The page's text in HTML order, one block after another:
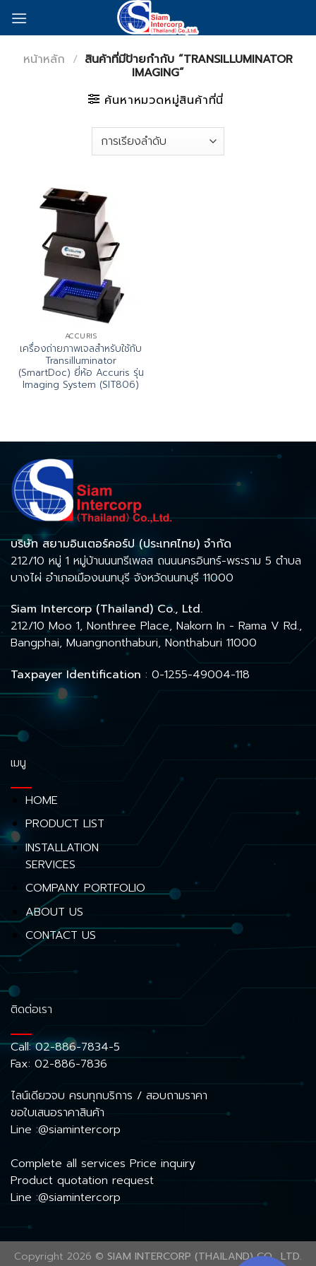
หน้าหลัก / สินค้าที่มีป้ายกำกับ “TRANSILLUMINATOR
IMAGING”
ค้นหาหมวดหมู่สินค้าที่นี่
ACCURIS
เครื่องถ่ายภาพเจลสำหรับใช้กับ
Transilluminator
(SmartDoc) ยี่ห้อ Accuris รุ่น
Imaging System (SIT806)
บริษัท สยามอินเตอร์คอร์ป (ประเทศไทย) จำกัด
212/10 หมู่ 1 หมู่บ้านนนทรีเพลส ถนนนครอินทร์-พระราม 5 ตำบล
บางไผ่ อำเภอเมืองนนทบุรี จังหวัดนนทบุรี 11000
Siam Intercorp (Thailand) Co., Ltd.
212/10 Moo 1, Nonthree Place, Nakorn In - Rama V Rd.,
Bangphai, Muangnonthaburi, Nonthaburi 11000
Taxpayer Identification : 0-1255-49004-118
เมนู
HOME
PRODUCT LIST
INSTALLATION
SERVICES
COMPANY PORTFOLIO
ABOUT US
CONTACT US
ติดต่อเรา
Call:02-886-7834-5
Fax: 02-886-7836
ไลน์เดียวจบ ครบทุกบริการ / สอบถามราคา
ขอใบเสนอราคาสินค้า
Line :@siamintercorp
Complete all services Price inquiry
Product quotation request
Line :@siamintercorp
Copyright 2026 © SIAM INTERCORP (THAILAND) CO., LTD.